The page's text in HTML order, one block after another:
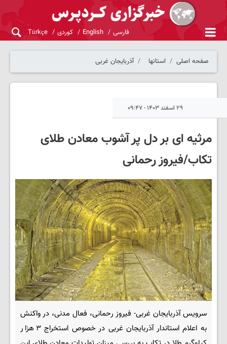
فارسی English کوردی Türkçe
صفحه اصلی استانها آذربایجان غربی
۲۹ اسفند ۱۴۰۳ - ۰۹:۴۷
مرثیه ای بر دل پر آشوب معادن طلای
تکاب/فیروز رحمانی
سرویس آذربایجان غربی- فیروز رحمانی، فعال مدنی، در واکنش
به اعلام استاندار آذربایجان غربی در خصوص استخراج ٣ هزار